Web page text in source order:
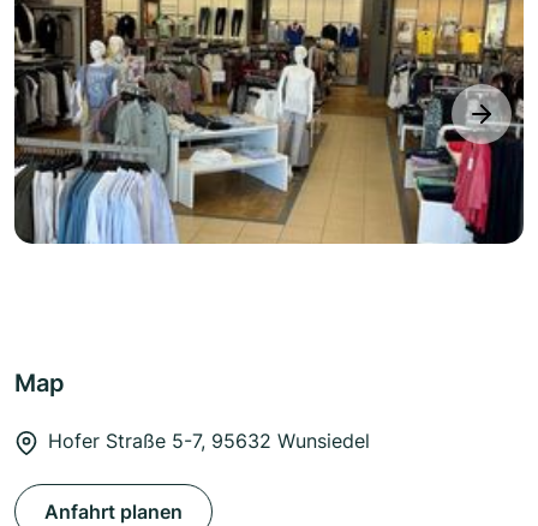
next
Map
Hofer Straße 5-7, 95632 Wunsiedel
Anfahrt planen